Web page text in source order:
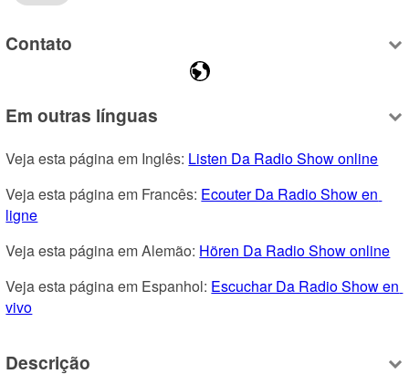
Contato
Em outras línguas
Veja esta página em Inglês: Listen Da Radio Show online
Veja esta página em Francês: Ecouter Da Radio Show en
ligne
Veja esta página em Alemão: Hören Da Radio Show online
Veja esta página em Espanhol: Escuchar Da Radio Show en
vivo
Descrição